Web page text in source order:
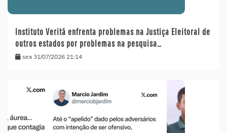
Instituto Veritá enfrenta problemas na Justiça Eleitoral de
outros estados por problemas na pesquisa…
sex 31/07/2026 21:14